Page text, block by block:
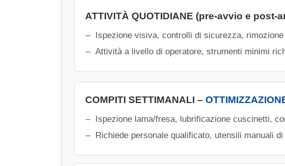
ATTIVITÀ QUOTIDIANE (pre-avvio e post-
Ispezione visiva, controlli di sicurezza,
Attività a livello di operatore, strumenti minimi
COMPITI SETTIMANALI –
Ispezione lama/fresa, lubrificazione cuscinetti,
Richiede personale qualificato, utensili manuali di